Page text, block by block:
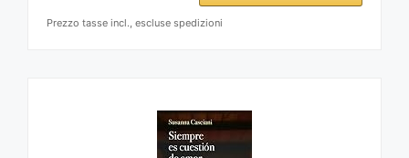
Prezzo tasse incl., escluse spedizioni